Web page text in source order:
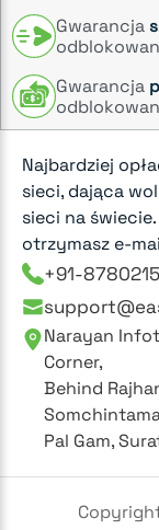
Gwarancja
Gwarancja
Najbardziej
sieci, dająca
sieci na
otrzymasz e-
+91-
Narayan
Corner,
Behind
Pal Gam,